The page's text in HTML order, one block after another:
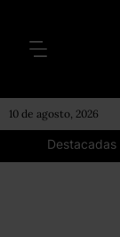
10 de agosto, 2026
Destacadas